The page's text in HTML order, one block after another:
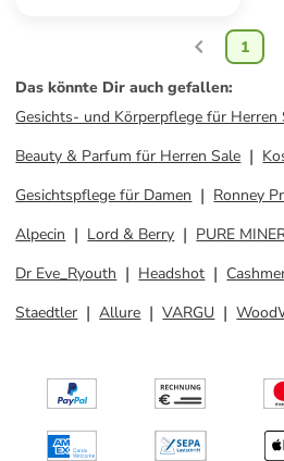
1
Das könnte Dir auch gefallen:
Gesichts- und Körperpflege für Herren
Beauty & Parfum für Herren Sale
Gesichtspflege für Damen
Ronney
Alpecin
Lord & Berry PURE
Dr Eve_Ryouth
Headshot
Staedtler
Allure VARGU